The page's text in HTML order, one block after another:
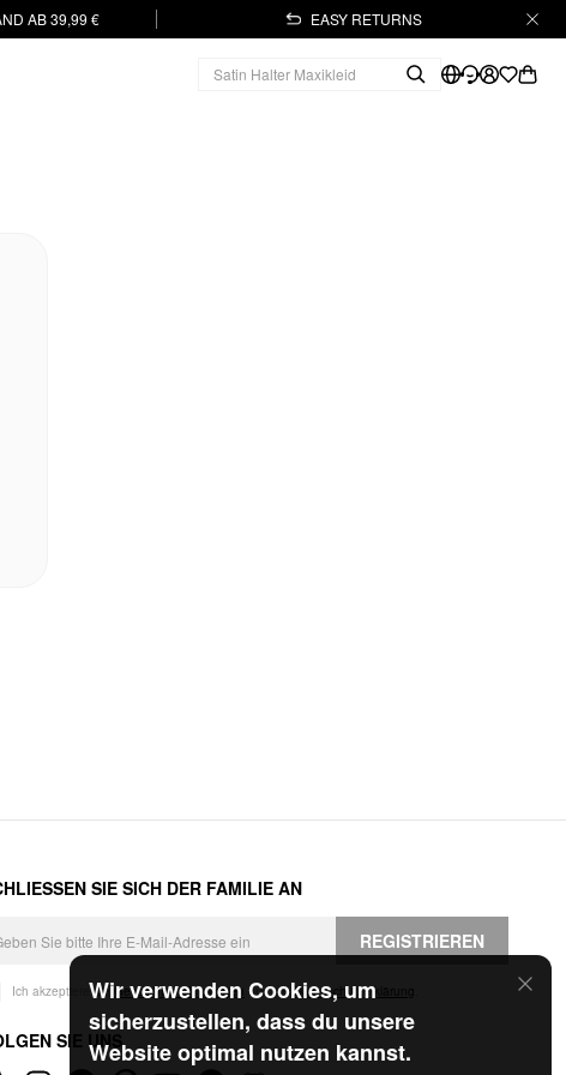
AB 39,99 € EASY RETURNS
Wir verwenden Cookies, um
sicherzustellen, dass du unsere
Website optimal nutzen kannst.
SIE SICH DER FAMILIE AN
REGISTRIEREN
Ich akzeptiere dieGeschäftsbedingungen und die Datenschutzerklärung
SIE UNS